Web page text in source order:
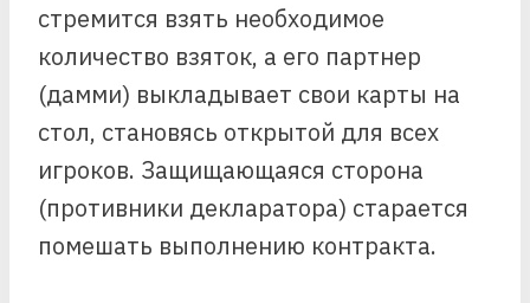
стремится взять необходимое
количество взяток, а его партнер
(дамми) выкладывает свои карты на
стол, становясь открытой для всех
игроков. Защищающаяся сторона
(противники декларатора) старается
помешать выполнению контракта.